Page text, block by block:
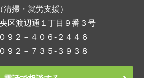
（清掃・就労支援）
区渡辺通１丁目９番３号
９２－４０６‐２４４６
９２－７３５‐３９３８